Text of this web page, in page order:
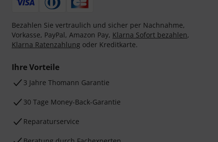
Bezahlen Sie vertraulich und sicher per Nachnahme,
Vorkasse, PayPal, Amazon Pay, Klarna Sofort bezahlen,
Klarna Ratenzahlung oder Kreditkarte.
Ihre Vorteile
3 Jahre Thomann Garantie
30 Tage Money-Back-Garantie
Reparaturservice